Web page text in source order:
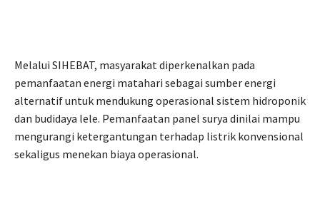
Melalui SIHEBAT, masyarakat diperkenalkan pada
pemanfaatan energi matahari sebagai sumber energi
alternatif untuk mendukung operasional sistem hidroponik
dan budidaya lele. Pemanfaatan panel surya dinilai mampu
mengurangi ketergantungan terhadap listrik konvensional
sekaligus menekan biaya operasional.